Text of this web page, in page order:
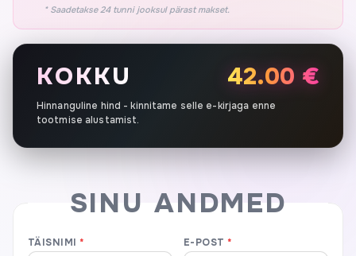
* Saadetakse 24 tunni jooksul pärast makset.
KOKKU 42.00 €
Hinnanguline hind - kinnitame selle e-kirjaga enne
tootmise alustamist.
SINU ANDMED
TÄISNIMI * E-POST *